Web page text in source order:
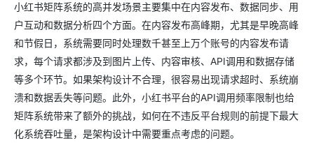
小红书矩阵系统的高并发场景主要集中在内容发布、数据同步、用
户互动和数据分析四个方面。在内容发布高峰期，尤其是早晚高峰
和节假日，系统需要同时处理数千甚至上万个账号的内容发布请
求，每个请求都涉及到图片上传、内容审核、API调用和数据存储
等多个环节。如果架构设计不合理，很容易出现请求超时、系统崩
溃和数据丢失等问题。此外，小红书平台的API调用频率限制也给
矩阵系统带来了额外的挑战，如何在不违反平台规则的前提下最大
化系统吞吐量，是架构设计中需要重点考虑的问题。